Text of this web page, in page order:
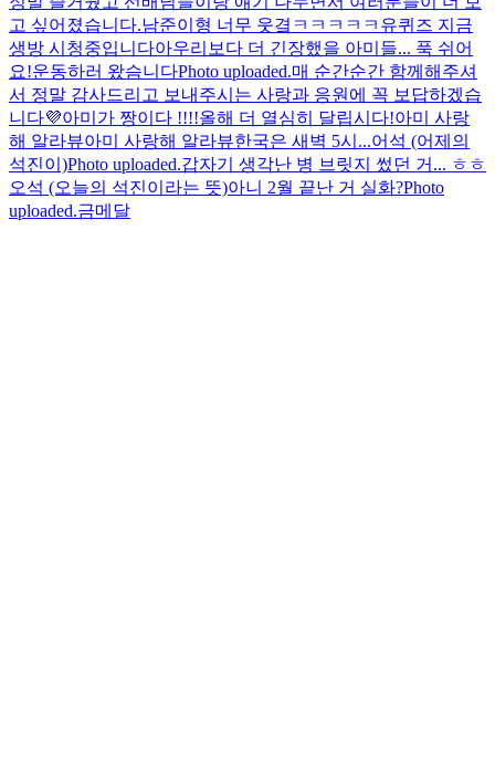
고 싶어졌습니다.남준이형 너무 웃곀ㅋㅋㅋㅋㅋ 유퀴즈 지금
생방 시청중입니다아우리보다 더 긴장했을 아미들... 푹 쉬어
요!운동하러 왔슴니다Photo uploaded.매 순간순간 함께해주셔
서 정말 감사드리고 보내주시는 사랑과 응원에 꼭 보답하겠습
니다💜아미가 짱이다 !!!!올해 더 열심히 달립시다!아미 사랑
해 알라뷰아미 사랑해 알라뷰한국은 새벽 5시...어석 (어제의
석진이)Photo uploaded.갑자기 생각난 병 브릿지 썼던 거... ㅎㅎ
오석 (오늘의 석진이라는 뜻)아니 2월 끝난 거 실화?Photo
uploaded.금메달